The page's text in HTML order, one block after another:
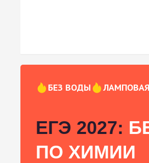
БЕЗ ВОДЫ
ЕГЭ 2027:
ПО ХИМИИ